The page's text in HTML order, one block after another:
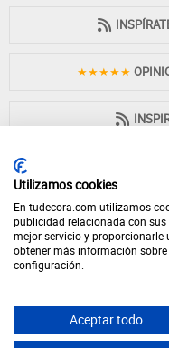
★★★★★
PAGO 100% SEGURO
© 2026 - Desde 1998 en
Utilizamos cookies
En tudecora.com utilizamos
publicidad relacionada con
mejor servicio y proporcionarle
obtener más información
configuración.
Aceptar todo